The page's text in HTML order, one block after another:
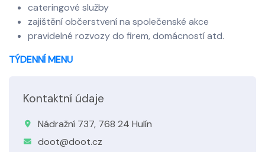
cateringové služby
zajištění občerstvení na společenské akce
pravidelné rozvozy do firem, domácností atd.
TÝDENNÍ MENU
Kontaktní údaje
Nádražní 737, 768 24 Hulín
doot@doot.cz